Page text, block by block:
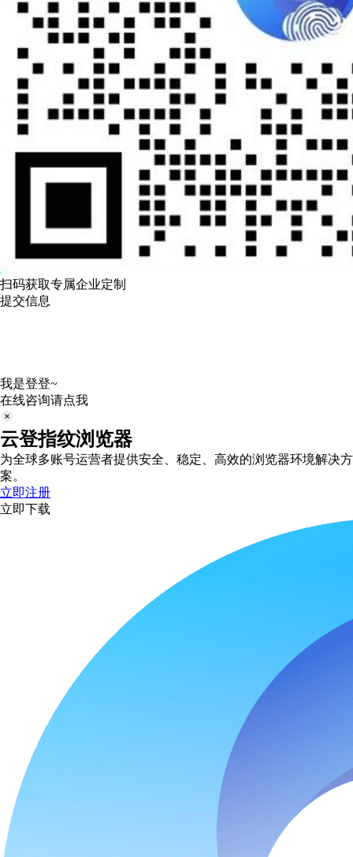
扫码获取专属企业定制
提交信息
我是登登~
在线咨询请点我
云登指纹浏览器
为全球多账号运营者提供安全、稳定、高效的浏览器环境解决方
案。
立即注册
立即下载